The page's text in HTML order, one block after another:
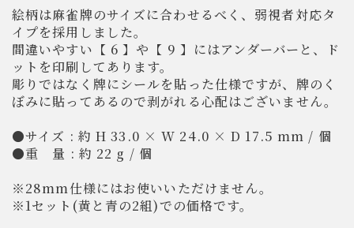
絵柄は麻雀牌のサイズに合わせるべく、弱視者対応タ
イプを採用しました。
間違いやすい【 6 】や【 9 】にはアンダーバーと、ド
ットを印刷してあります。
彫りではなく牌にシールを貼った仕様ですが、牌のく
ぼみに貼ってあるので剥がれる心配はございません。
●サイズ : 約 H 33.0 × W 24.0 × D 17.5 mm / 個
●重 量 : 約 22 g / 個
※28mm仕様にはお使いいただけません。
※1セット(黄と青の2組)での価格です。